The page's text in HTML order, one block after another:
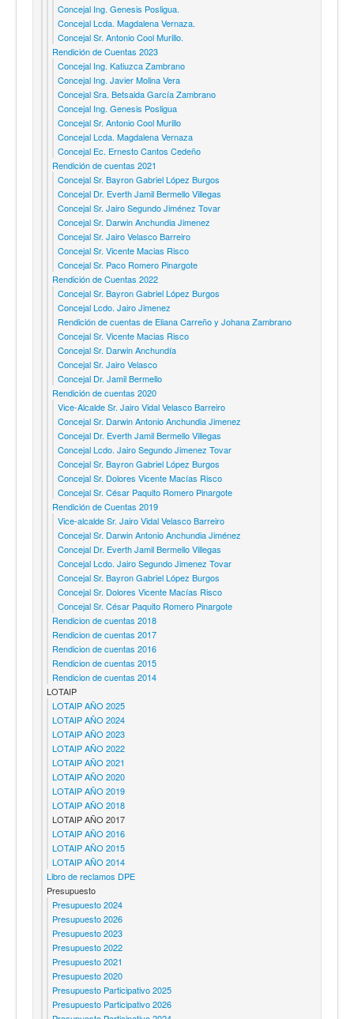
Concejal Ing. Genesis Posligua.
Concejal Lcda. Magdalena Vernaza.
Concejal Sr. Antonio Cool Murillo.
Rendición de Cuentas 2023
Concejal Ing. Katiuzca Zambrano
Concejal Ing. Javier Molina Vera
Concejal Sra. Betsaida García Zambrano
Concejal Ing. Genesis Posligua
Concejal Sr. Antonio Cool Murillo
Concejal Lcda. Magdalena Vernaza
Concejal Ec. Ernesto Cantos Cedeño
Rendición de cuentas 2021
Concejal Sr. Bayron Gabriel López Burgos
Concejal Dr. Everth Jamil Bermello Villegas
Concejal Sr. Jairo Segundo Jiménez Tovar
Concejal Sr. Darwin Anchundia Jimenez
Concejal Sr. Jairo Velasco Barreiro
Concejal Sr. Vicente Macias Risco
Concejal Sr. Paco Romero Pinargote
Rendición de Cuentas 2022
Concejal Sr. Bayron Gabriel López Burgos
Concejal Lcdo. Jairo Jimenez
Rendición de cuentas de Eliana Carreño y Johana Zambrano
Concejal Sr. Vicente Macias Risco
Concejal Sr. Darwin Anchundía
Concejal Sr. Jairo Velasco
Concejal Dr. Jamil Bermello
Rendición de cuentas 2020
Vice-Alcalde Sr. Jairo Vidal Velasco Barreiro
Concejal Sr. Darwin Antonio Anchundia Jimenez
Concejal Dr. Everth Jamil Bermello Villegas
Concejal Lcdo. Jairo Segundo Jimenez Tovar
Concejal Sr. Bayron Gabriel López Burgos
Concejal Sr. Dolores Vicente Macías Risco
Concejal Sr. César Paquito Romero Pinargote
Rendición de Cuentas 2019
Vice-alcalde Sr. Jairo Vidal Velasco Barreiro
Concejal Sr. Darwin Antonio Anchundia Jiménez
Concejal Dr. Everth Jamil Bermello Villegas
Concejal Lcdo. Jairo Segundo Jimenez Tovar
Concejal Sr. Bayron Gabriel López Burgos
Concejal Sr. Dolores Vicente Macías Risco
Concejal Sr. César Paquito Romero Pinargote
Rendicion de cuentas 2018
Rendicion de cuentas 2017
Rendicion de cuentas 2016
Rendicion de cuentas 2015
Rendicion de cuentas 2014
LOTAIP
LOTAIP AÑO 2025
LOTAIP AÑO 2024
LOTAIP AÑO 2023
LOTAIP AÑO 2022
LOTAIP AÑO 2021
LOTAIP AÑO 2020
LOTAIP AÑO 2019
LOTAIP AÑO 2018
LOTAIP AÑO 2017
LOTAIP AÑO 2016
LOTAIP AÑO 2015
LOTAIP AÑO 2014
Libro de reclamos DPE
Presupuesto
Presupuesto 2024
Presupuesto 2026
Presupuesto 2023
Presupuesto 2022
Presupuesto 2021
Presupuesto 2020
Presupuesto Participativo 2025
Presupuesto Participativo 2026